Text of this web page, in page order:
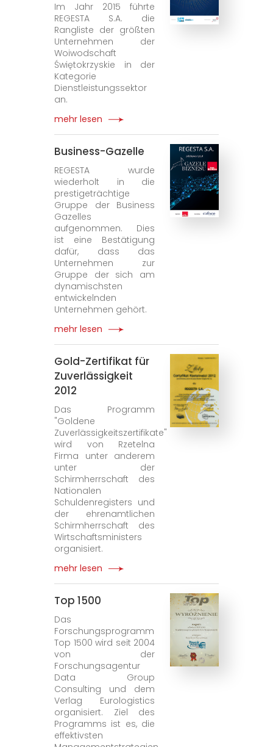
Im Jahr 2015 führte
REGESTA S.A. die
Rangliste der größten
Unternehmen der
Woiwodschaft
Świętokrzyskie in der
Kategorie
Dienstleistungssektor
an.
mehr lesen
Business-Gazelle
REGESTA wurde
wiederholt in die
prestigeträchtige
Gruppe der Business
Gazelles
aufgenommen. Dies
ist eine Bestätigung
dafür, dass das
Unternehmen zur
Gruppe der sich am
dynamischsten
entwickelnden
Unternehmen gehört.
mehr lesen
Gold-Zertifikat für
Zuverlässigkeit
2012
Das Programm
"Goldene
Zuverlässigkeitszertifikate"
wird von Rzetelna
Firma unter anderem
unter der
Schirmherrschaft des
Nationalen
Schuldenregisters und
der ehrenamtlichen
Schirmherrschaft des
Wirtschaftsministers
organisiert.
mehr lesen
Top 1500
Das
Forschungsprogramm
Top 1500 wird seit 2004
von der
Forschungsagentur
Data Group
Consulting und dem
Verlag Eurologistics
organisiert. Ziel des
Programms ist es, die
effektivsten